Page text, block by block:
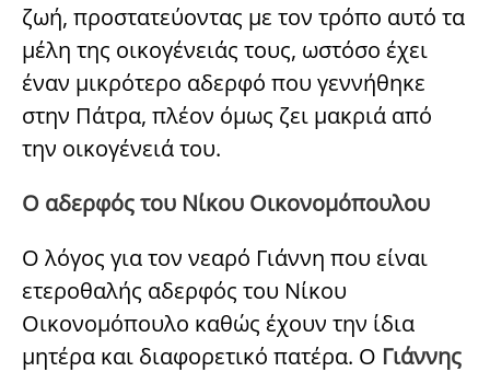
ζωή, προστατεύοντας με τον τρόπο αυτό τα
μέλη της οικογένειάς τους, ωστόσο έχει
έναν μικρότερο αδερφό που γεννήθηκε
στην Πάτρα, πλέον όμως ζει μακριά από
την οικογένειά του.
Ο αδερφός του Νίκου Οικονομόπουλου
Ο λόγος για τον νεαρό Γιάννη που είναι
ετεροθαλής αδερφός του Νίκου
Οικονομόπουλο καθώς έχουν την ίδια
μητέρα και διαφορετικό πατέρα. Ο Γιάννης